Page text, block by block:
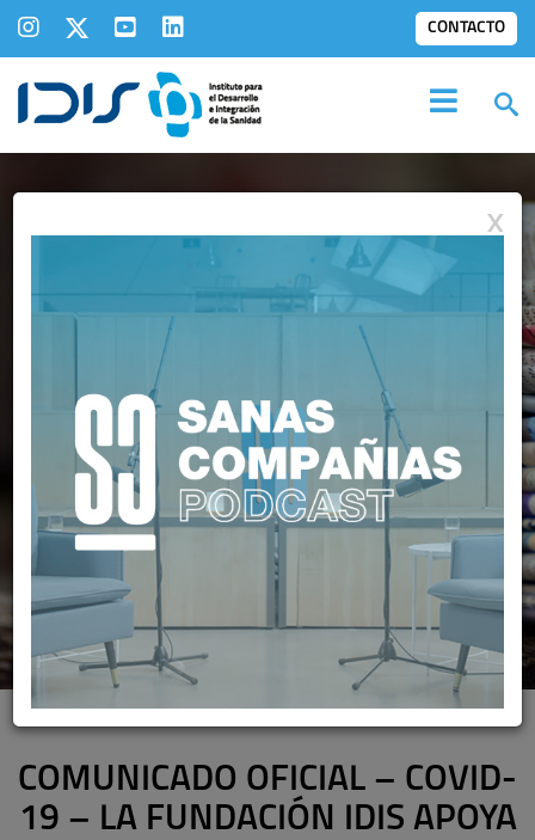
CONTACTO
COMUNICADOS
COMUNICADO OFICIAL – COVID-
19 – LA FUNDACIÓN IDIS APOYA
X